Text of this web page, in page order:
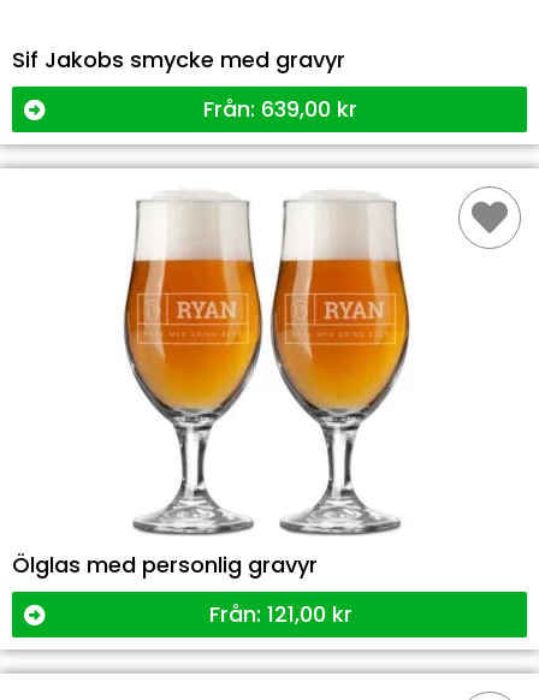
Sif Jakobs smycke med gravyr
Från: 639,00 kr
Ölglas med personlig gravyr
Från: 121,00 kr